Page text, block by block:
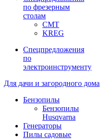
по фрезерным
столам
CMT
KREG
Спецпредложения
по
электроинструменту
Для дачи и загородного дома
Бензопилы
Бензопилы
Husqvarna
Генераторы
Пилы садовые